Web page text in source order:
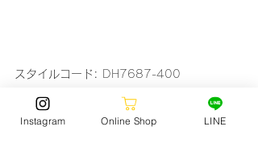
スタイルコード: DH7687-400
WEB抽選・販売サイト:
JACKOCEANSPORTS
Instagram Online Shop LINE